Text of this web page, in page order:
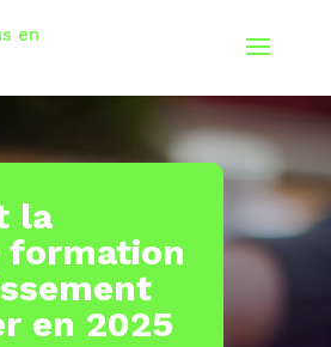
la
formation
en 2025